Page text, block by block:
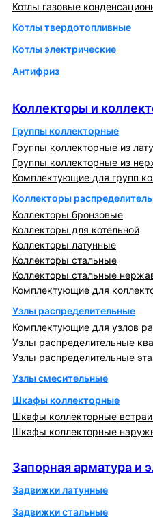
Котлы газовые
Котлы твердотопливные
Котлы электрические
Антифриз
Коллекторы и
Группы коллекторные
Группы коллекторные из
Группы коллекторные из
Комплектующие для групп
Коллекторы
Коллекторы бронзовые
Коллекторы для котельной
Коллекторы латунные
Коллекторы стальные
Коллекторы стальные
Комплектующие для
Узлы распределительные
Комплектующие для узлов
Узлы распределительные
Узлы распределительные
Узлы смесительные
Шкафы коллекторные
Шкафы коллекторные
Шкафы коллекторные
Запорная арматура и
Задвижки латунные
Задвижки стальные